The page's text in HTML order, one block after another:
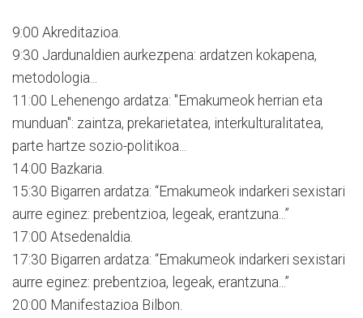
9:00 Akreditazioa.
9:30 Jardunaldien aurkezpena: ardatzen kokapena,
metodologia...
11:00 Lehenengo ardatza: "Emakumeok herrian eta
munduan": zaintza, prekarietatea, interkulturalitatea,
parte hartze sozio-politikoa...
14:00 Bazkaria.
15:30 Bigarren ardatza: “Emakumeok indarkeri sexistari
aurre eginez: prebentzioa, legeak, erantzuna...”
17:00 Atsedenaldia.
17:30 Bigarren ardatza: “Emakumeok indarkeri sexistari
aurre eginez: prebentzioa, legeak, erantzuna...”
20:00 Manifestazioa Bilbon.